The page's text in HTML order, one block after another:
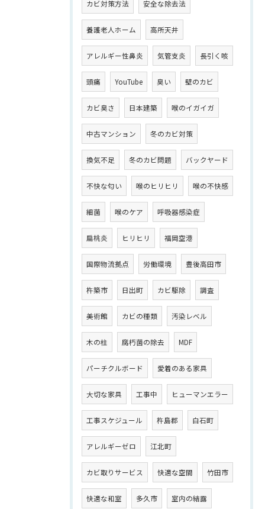
カビ対策方法 安全な除去法
養護老人ホーム 高所天井
アレルギー性鼻炎 気管支炎 長引く咳
頭痛 YouTube 臭い 壁のカビ
カビ臭さ 日本建築 喉のイガイガ
中古マンション 冬のカビ対策
換気不足 冬のカビ問題 バックヤード
不快な匂い 喉のヒリヒリ 喉の不快感
細菌 喉のケア 呼吸器感染症
扁桃炎 ヒリヒリ 福岡空港
国際物流拠点 労働環境 豊後高田市
杵築市 日出町 カビ駆除 調査
美術館 カビの種類 汚染レベル
木の柱 腐朽菌の除去 MDF
パーチクルボード 愛着のある家具
大切な家具 工事中 ヒューマンエラー
工事スケジュール 杵島郡 白石町
アレルギーゼロ 江北町
カビ取りサービス 快適な空間 竹田市
快適な和室 多久市 室内の結露